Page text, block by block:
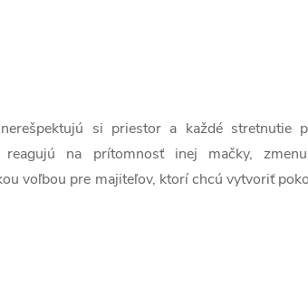
si priestor a každé stretnutie
na prítomnosť inej mačky,
voľbou pre majiteľov, ktorí chcú vytvoriť